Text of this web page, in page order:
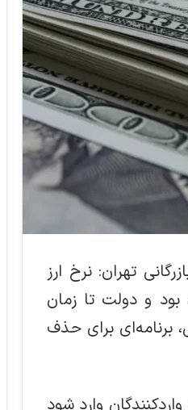
تهران: نرخ ارز
بود و دولت تا زمان
برنامه‌ای برای حذف
وارد شود